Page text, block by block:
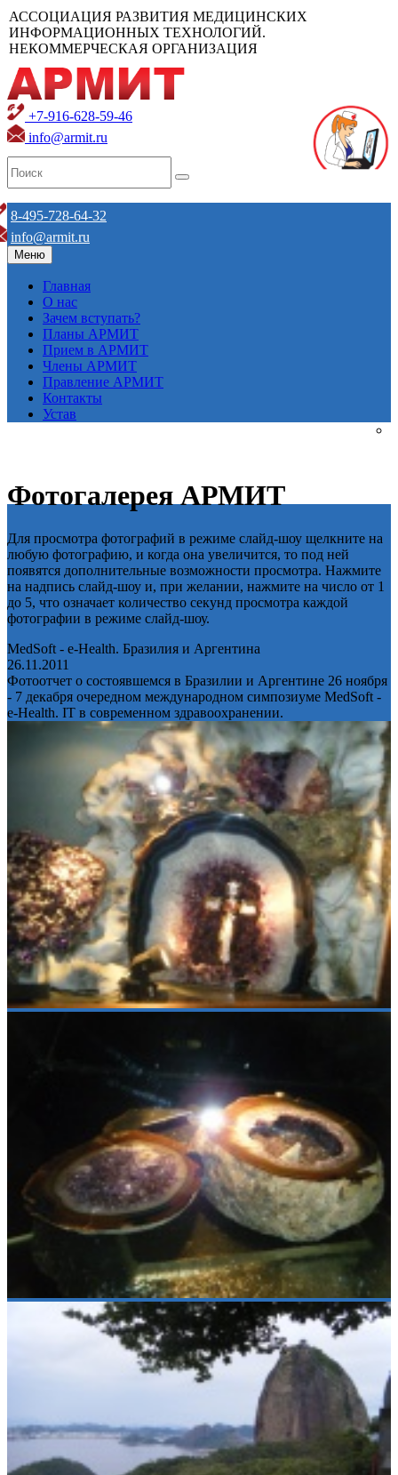
АССОЦИАЦИЯ РАЗВИТИЯ МЕДИЦИНСКИХ
ИНФОРМАЦИОННЫХ ТЕХНОЛОГИЙ.
НЕКОММЕРЧЕСКАЯ ОРГАНИЗАЦИЯ
+7-916-628-59-46
info@armit.ru
8-495-728-64-32
info@armit.ru
Меню
Главная
О нас
Зачем вступать?
Планы АРМИТ
Прием в АРМИТ
Члены АРМИТ
Правление АРМИТ
Контакты
Устав
Фотогалерея АРМИТ
Для просмотра фотографий в режиме слайд-шоу щелкните на
любую фотографию, и когда она увеличится, то под ней
появятся дополнительные возможности просмотра. Нажмите
на надпись слайд-шоу и, при желании, нажмите на число от 1
до 5, что означает количество секунд просмотра каждой
фотографии в режиме слайд-шоу.
MedSoft - e-Health. Бразилия и Аргентина
26.11.2011
Фотоотчет о состоявшемся в Бразилии и Аргентине 26 ноября
- 7 декабря очередном международном симпозиуме MedSoft -
e-Health. IT в современном здравоохранении.